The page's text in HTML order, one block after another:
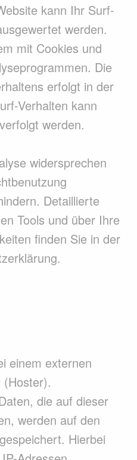
kann Ihr Surf-
werden.
mit Cookies und
Die
erfolgt in der
Verhalten kann
werden.
widersprechen
Detaillierte
Tools und über Ihre
finden Sie in der
einem externen
die auf dieser
werden auf den
Hierbei